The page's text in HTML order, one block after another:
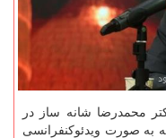
محمدرضا شانه ساز در
به صورت ویدئوکنفرانسی